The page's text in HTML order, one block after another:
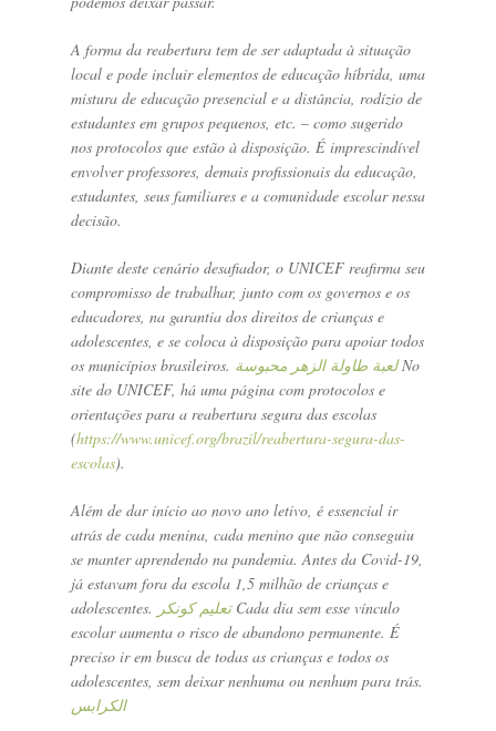
A forma da reabertura tem de ser adaptada à situação
local e pode incluir elementos de educação híbrida, uma
mistura de educação presencial e a distância, rodízio de
estudantes em grupos pequenos, etc. – como sugerido
nos protocolos que estão à disposição. É imprescindível
envolver professores, demais profissionais da educação,
estudantes, seus familiares e a comunidade escolar nessa
decisão.
Diante deste cenário desafiador, o UNICEF reafirma seu
compromisso de trabalhar, junto com os governos e os
educadores, na garantia dos direitos de crianças e
adolescentes, e se coloca à disposição para apoiar todos
os municípios brasileiros. لعبة طاولة الزهر محبوسةNo
site do UNICEF, há uma página com protocolos e
orientações para a reabertura segura das escolas
(https://www.unicef.org/brazil/reabertura-segura-das-
escolas).
Além de dar início ao novo ano letivo, é essencial ir
atrás de cada menina, cada menino que não conseguiu
se manter aprendendo na pandemia. Antes da Covid-19,
já estavam fora da escola 1,5 milhão de crianças e
adolescentes. تعليم كونكرCada dia sem esse vínculo
escolar aumenta o risco de abandono permanente. É
preciso ir em busca de todas as crianças e todos os
adolescentes, sem deixar nenhuma ou nenhum para trás.
الكرابس